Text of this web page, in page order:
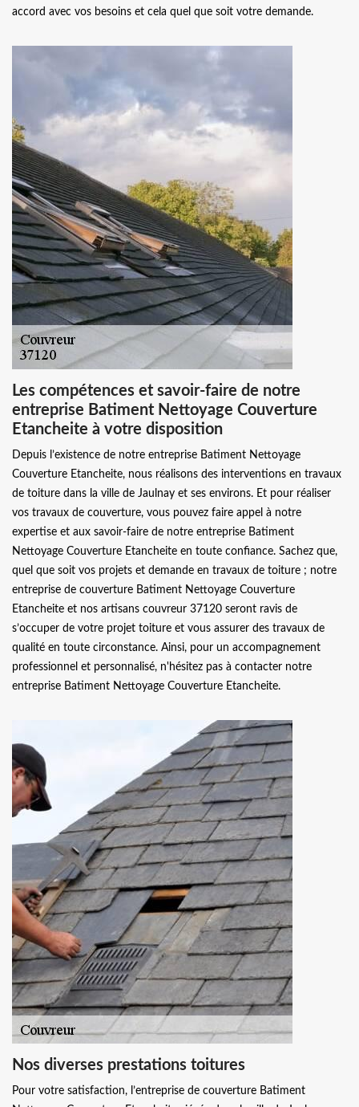
accord avec vos besoins et cela quel que soit votre demande.
Les compétences et savoir-faire de notre
entreprise Batiment Nettoyage Couverture
Etancheite à votre disposition
Depuis l’existence de notre entreprise Batiment Nettoyage
Couverture Etancheite, nous réalisons des interventions en travaux
de toiture dans la ville de Jaulnay et ses environs. Et pour réaliser
vos travaux de couverture, vous pouvez faire appel à notre
expertise et aux savoir-faire de notre entreprise Batiment
Nettoyage Couverture Etancheite en toute confiance. Sachez que,
quel que soit vos projets et demande en travaux de toiture ; notre
entreprise de couverture Batiment Nettoyage Couverture
Etancheite et nos artisans couvreur 37120 seront ravis de
s’occuper de votre projet toiture et vous assurer des travaux de
qualité en toute circonstance. Ainsi, pour un accompagnement
professionnel et personnalisé, n'hésitez pas à contacter notre
entreprise Batiment Nettoyage Couverture Etancheite.
Nos diverses prestations toitures
Pour votre satisfaction, l’entreprise de couverture Batiment